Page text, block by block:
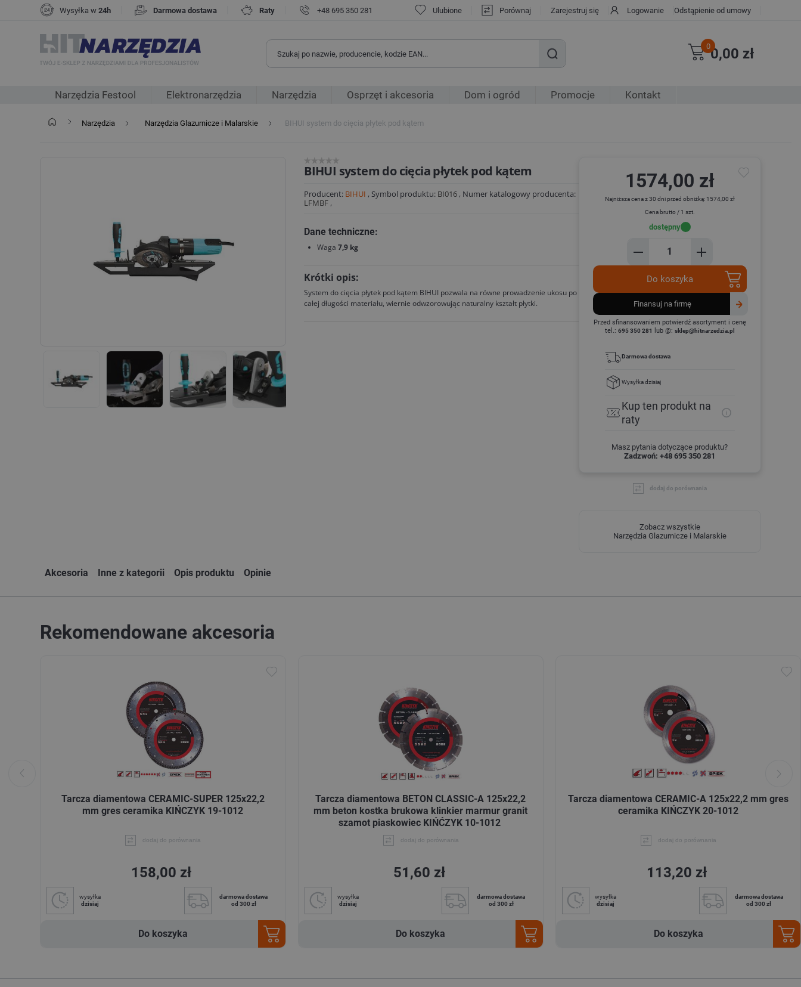
Wysyłka w24h Darmowa dostawa Raty +48 695 350 281 Ulubione Porównaj Zarejestruj się Logowanie Odstąpienie od umowy
00,00 zł
Narzędzia Festool Elektronarzędzia Narzędzia Osprzęt i akcesoria Dom i ogród Promocje Kontakt
Narzędzia Narzędzia Glazurnicze i Malarskie BIHUI system do cięcia płytek pod kątem
1574,00 zł
Najniższa cena z 30 dni przed obniżką: 1574,00 zł
Cena brutto / 1 szt.
dostępny
Do koszyka
finansuj na firmę
Przed sfinansowaniem potwierdź asortyment i cenę
tel.: 695 350 281 lub @: sklep@hitnarzedzia.pl
Darmowa dostawa
Wysyłkadzisiaj
Kup ten produkt na
raty
Masz pytania dotyczące produktu?
Zadzwoń: +48 695 350 281
dodaj do porównania
Zobacz wszystkie
Narzędzia Glazurnicze i Malarskie
BIHUI system do cięcia płytek pod kątem
Producent: BIHUI , Symbol produktu: BI016 , Numer katalogowy producenta:
LFMBF ,
Dane techniczne:
Waga7,9 kg
Krótki opis:
System do cięcia płytek pod kątem BIHUI pozwala na równe prowadzenie ukosu po
całej długości materiału, wiernie odwzorowując naturalny kształt płytki.
Akcesoria Inne z kategorii Opis produktu Opinie
Rekomendowane akcesoria
Tarcza diamentowa CERAMIC-SUPER 125x22,2
mm gres ceramika KIŃCZYK 19-1012
dodaj do porównania
158,00 zł
wysyłka
dzisiaj
darmowa dostawa
od 300 zł
Do koszyka
Tarcza diamentowa BETON CLASSIC-A 125x22,2
mm beton kostka brukowa klinkier marmur granit
szamot piaskowiec KIŃĆZYK 10-1012
dodaj do porównania
51,60 zł
wysyłka
dzisiaj
darmowa dostawa
od 300 zł
Do koszyka
Tarcza diamentowa CERAMIC-A 125x22,2 mm gres
ceramika KIŃCZYK 20-1012
dodaj do porównania
113,20 zł
wysyłka
dzisiaj
darmowa dostawa
od 300 zł
Do koszyka